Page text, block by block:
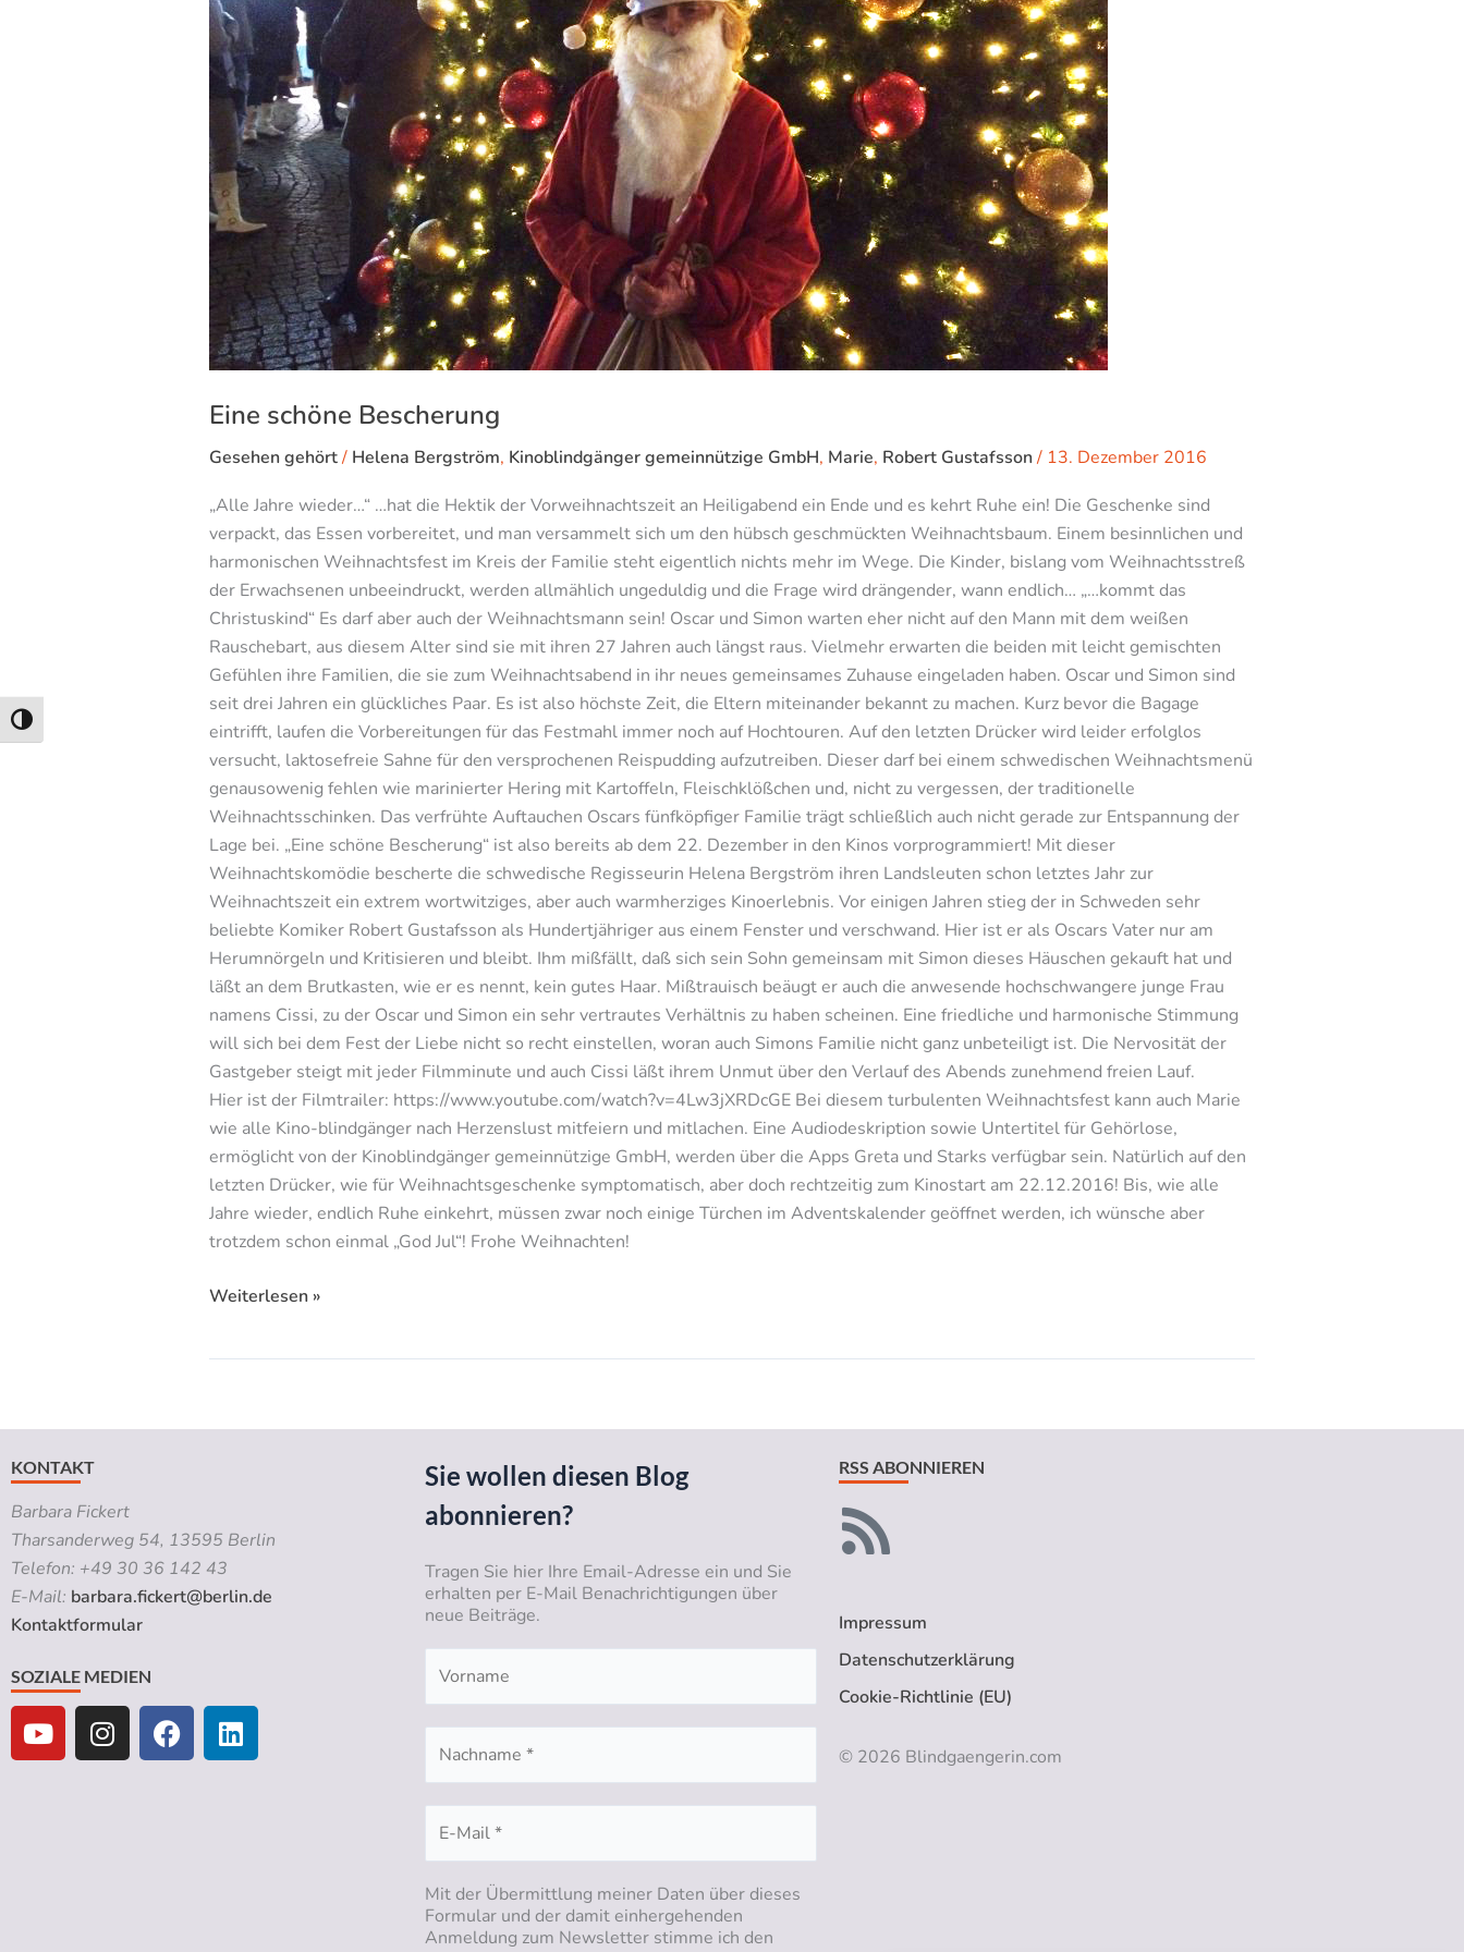
Umschalten auf hohe Kontraste
Eine schöne Bescherung
Gesehen gehört/ Helena Bergström, Kinoblindgänger gemeinnützige GmbH, Marie, Robert Gustafsson/ 13. Dezember 2016
„Alle Jahre wieder…“ …hat die Hektik der Vorweihnachtszeit an Heiligabend ein Ende und es kehrt Ruhe ein! Die Geschenke sind
verpackt, das Essen vorbereitet, und man versammelt sich um den hübsch geschmückten Weihnachtsbaum. Einem besinnlichen und
harmonischen Weihnachtsfest im Kreis der Familie steht eigentlich nichts mehr im Wege. Die Kinder, bislang vom Weihnachtsstreß
der Erwachsenen unbeeindruckt, werden allmählich ungeduldig und die Frage wird drängender, wann endlich… „…kommt das
Christuskind“ Es darf aber auch der Weihnachtsmann sein! Oscar und Simon warten eher nicht auf den Mann mit dem weißen
Rauschebart, aus diesem Alter sind sie mit ihren 27 Jahren auch längst raus. Vielmehr erwarten die beiden mit leicht gemischten
Gefühlen ihre Familien, die sie zum Weihnachtsabend in ihr neues gemeinsames Zuhause eingeladen haben. Oscar und Simon sind
seit drei Jahren ein glückliches Paar. Es ist also höchste Zeit, die Eltern miteinander bekannt zu machen. Kurz bevor die Bagage
eintrifft, laufen die Vorbereitungen für das Festmahl immer noch auf Hochtouren. Auf den letzten Drücker wird leider erfolglos
versucht, laktosefreie Sahne für den versprochenen Reispudding aufzutreiben. Dieser darf bei einem schwedischen Weihnachtsmenü
genausowenig fehlen wie marinierter Hering mit Kartoffeln, Fleischklößchen und, nicht zu vergessen, der traditionelle
Weihnachtsschinken. Das verfrühte Auftauchen Oscars fünfköpfiger Familie trägt schließlich auch nicht gerade zur Entspannung der
Lage bei. „Eine schöne Bescherung“ ist also bereits ab dem 22. Dezember in den Kinos vorprogrammiert! Mit dieser
Weihnachtskomödie bescherte die schwedische Regisseurin Helena Bergström ihren Landsleuten schon letztes Jahr zur
Weihnachtszeit ein extrem wortwitziges, aber auch warmherziges Kinoerlebnis. Vor einigen Jahren stieg der in Schweden sehr
beliebte Komiker Robert Gustafsson als Hundertjähriger aus einem Fenster und verschwand. Hier ist er als Oscars Vater nur am
Herumnörgeln und Kritisieren und bleibt. Ihm mißfällt, daß sich sein Sohn gemeinsam mit Simon dieses Häuschen gekauft hat und
läßt an dem Brutkasten, wie er es nennt, kein gutes Haar. Mißtrauisch beäugt er auch die anwesende hochschwangere junge Frau
namens Cissi, zu der Oscar und Simon ein sehr vertrautes Verhältnis zu haben scheinen. Eine friedliche und harmonische Stimmung
will sich bei dem Fest der Liebe nicht so recht einstellen, woran auch Simons Familie nicht ganz unbeteiligt ist. Die Nervosität der
Gastgeber steigt mit jeder Filmminute und auch Cissi läßt ihrem Unmut über den Verlauf des Abends zunehmend freien Lauf.
Hier ist der Filmtrailer: https://www.youtube.com/watch?v=4Lw3jXRDcGE Bei diesem turbulenten Weihnachtsfest kann auch Marie
wie alle Kino-blindgänger nach Herzenslust mitfeiern und mitlachen. Eine Audiodeskription sowie Untertitel für Gehörlose,
ermöglicht von der Kinoblindgänger gemeinnützige GmbH, werden über die Apps Greta und Starks verfügbar sein. Natürlich auf den
letzten Drücker, wie für Weihnachtsgeschenke symptomatisch, aber doch rechtzeitig zum Kinostart am 22.12.2016! Bis, wie alle
Jahre wieder, endlich Ruhe einkehrt, müssen zwar noch einige Türchen im Adventskalender geöffnet werden, ich wünsche aber
trotzdem schon einmal „God Jul“! Frohe Weihnachten!
Weiterlesen »
KONTAKT
Barbara Fickert
Tharsanderweg 54, 13595 Berlin
Telefon: +49 30 36 142 43
E-Mail: barbara.fickert@berlin.de
Kontaktformular
SOZIALE MEDIEN
Y
o
u
I
n
s
F
a
c
L
i
n
Sie wollen diesen Blog
abonnieren?
Tragen Sie hier Ihre Email-Adresse ein und Sie
erhalten per E-Mail Benachrichtigungen über
neue Beiträge.
Mit der Übermittlung meiner Daten über dieses
Formular und der damit einhergehenden
Anmeldung zum Newsletter stimme ich den
RSS ABONNIEREN
Impressum
Datenschutzerklärung
Cookie-Richtlinie (EU)
© 2026 Blindgaengerin.com